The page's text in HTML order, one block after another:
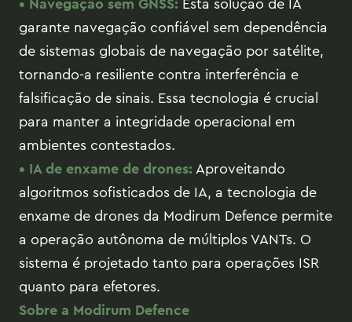
garante navegação confiável sem dependência
de sistemas globais de navegação por satélite,
tornando-a resiliente contra interferência e
falsificação de sinais. Essa tecnologia é crucial
para manter a integridade operacional em
ambientes contestados.
• IA de enxame de drones:Aproveitando
algoritmos sofisticados de IA, a tecnologia de
enxame de drones da Modirum Defence permite
a operação autônoma de múltiplos VANTs. O
sistema é projetado tanto para operações ISR
quanto para efetores.
Sobre a Modirum Defence